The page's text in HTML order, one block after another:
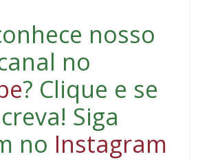
nosso
no
? Clique e se
! Siga
no Instagram